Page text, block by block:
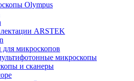
Olympus
ARSTEK
микроскопов
микроскопы
и сканеры